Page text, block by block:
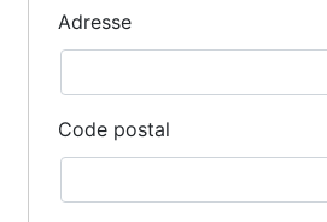
Adresse
Code postal